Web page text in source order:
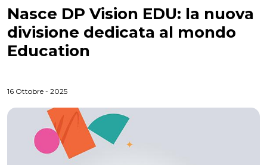
Nasce DP Vision EDU: la nuova
divisione dedicata al mondo
Education
16 Ottobre - 2025